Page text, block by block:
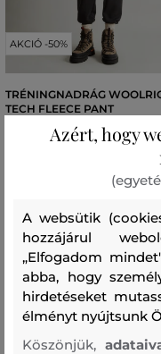
AKCIÓ -50%
TRÉNINGNADRÁG
TECH FLEECE PANT
73
36
Azért, hogy
A websütik
hozzájárul
„Elfogadom
abba, hogy
hirdetéseket
élményt nyújtsunk
Köszönjük,